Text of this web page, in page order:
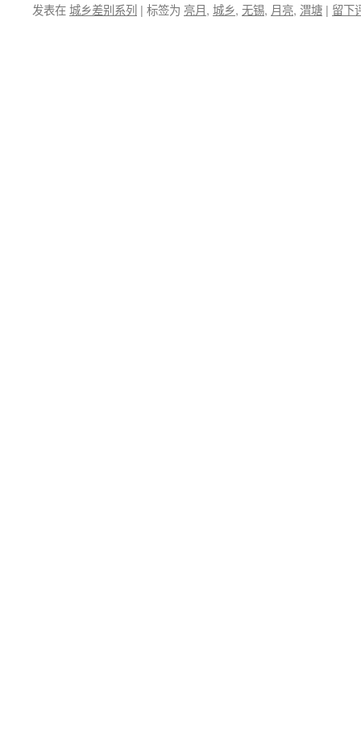
发表在城乡差别系列 | 标签为 亮月, 城乡, 无锡, 月亮, 渭塘 | 留下